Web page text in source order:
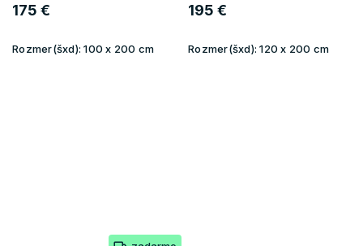
175 €
Rozmer(šxd):100 x 200 cm
195 €
Rozmer(šxd):120 x 200 cm